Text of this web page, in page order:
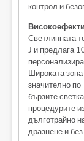
контрол и
Светлинната
J и предлага
Широката
значително
бързите
процедурите
дълготрайно
дразнене и